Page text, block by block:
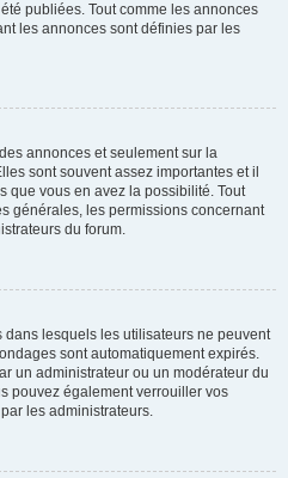
publiées. Tout comme les annonces
les annonces sont définies par les
annonces et seulement sur la
sont souvent assez importantes et il
que vous en avez la possibilité. Tout
générales, les permissions concernant
du forum.
dans lesquels les utilisateurs ne peuvent
sont automatiquement expirés.
un administrateur ou un modérateur du
pouvez également verrouiller vos
les administrateurs.